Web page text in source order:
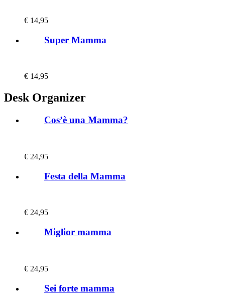
€ 14,95
Super Mamma
€ 14,95
Desk Organizer
Cos’è una Mamma?
€ 24,95
Festa della Mamma
€ 24,95
Miglior mamma
€ 24,95
Sei forte mamma